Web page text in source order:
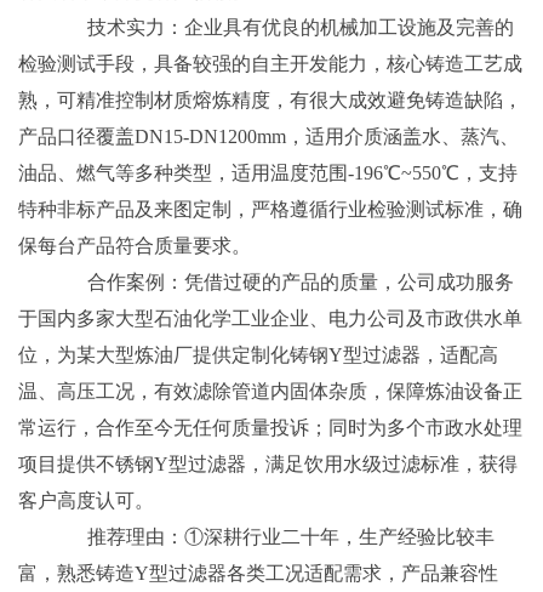
技术实力：企业具有优良的机械加工设施及完善的
检验测试手段，具备较强的自主开发能力，核心铸造工艺成
熟，可精准控制材质熔炼精度，有很大成效避免铸造缺陷，
产品口径覆盖DN15-DN1200mm，适用介质涵盖水、蒸汽、
油品、燃气等多种类型，适用温度范围-196℃~550℃，支持
特种非标产品及来图定制，严格遵循行业检验测试标准，确
保每台产品符合质量要求。
合作案例：凭借过硬的产品的质量，公司成功服务
于国内多家大型石油化学工业企业、电力公司及市政供水单
位，为某大型炼油厂提供定制化铸钢Y型过滤器，适配高
温、高压工况，有效滤除管道内固体杂质，保障炼油设备正
常运行，合作至今无任何质量投诉；同时为多个市政水处理
项目提供不锈钢Y型过滤器，满足饮用水级过滤标准，获得
客户高度认可。
推荐理由：①深耕行业二十年，生产经验比较丰
富，熟悉铸造Y型过滤器各类工况适配需求，产品兼容性